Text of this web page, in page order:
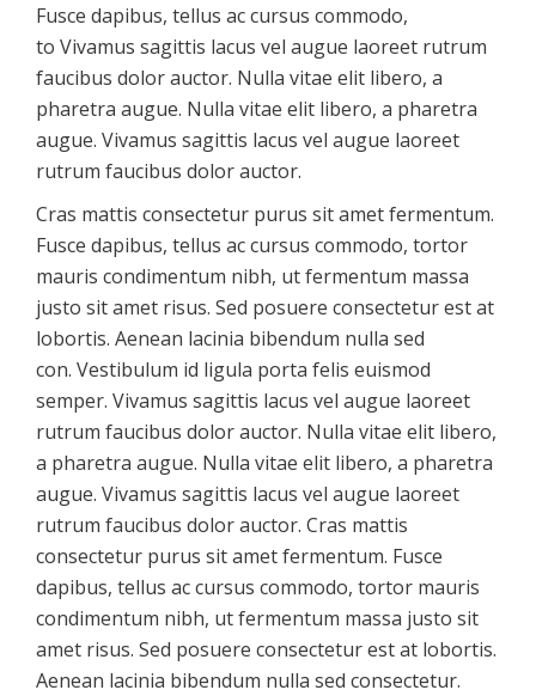
Fusce dapibus, tellus ac cursus commodo,
to Vivamus sagittis lacus vel augue laoreet rutrum
faucibus dolor auctor. Nulla vitae elit libero, a
pharetra augue. Nulla vitae elit libero, a pharetra
augue. Vivamus sagittis lacus vel augue laoreet
rutrum faucibus dolor auctor.
Cras mattis consectetur purus sit amet fermentum.
Fusce dapibus, tellus ac cursus commodo, tortor
mauris condimentum nibh, ut fermentum massa
justo sit amet risus. Sed posuere consectetur est at
lobortis. Aenean lacinia bibendum nulla sed
con. Vestibulum id ligula porta felis euismod
semper. Vivamus sagittis lacus vel augue laoreet
rutrum faucibus dolor auctor. Nulla vitae elit libero,
a pharetra augue. Nulla vitae elit libero, a pharetra
augue. Vivamus sagittis lacus vel augue laoreet
rutrum faucibus dolor auctor. Cras mattis
consectetur purus sit amet fermentum. Fusce
dapibus, tellus ac cursus commodo, tortor mauris
condimentum nibh, ut fermentum massa justo sit
amet risus. Sed posuere consectetur est at lobortis.
Aenean lacinia bibendum nulla sed consectetur.